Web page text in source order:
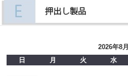
2026年8月
日
月 火 水